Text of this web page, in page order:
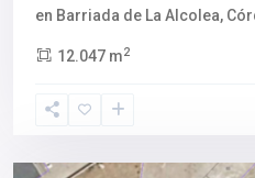
en Barriada de La Alcolea,
12.047 m2